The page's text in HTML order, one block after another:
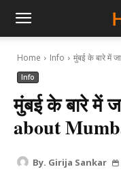
hindiever
Home Info मुंबई के बारे में
Info
मुंबई के बारे में
about
By. Girija Sankar